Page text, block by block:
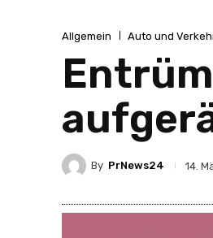
Allgemein Auto und
By PrNews24 14.